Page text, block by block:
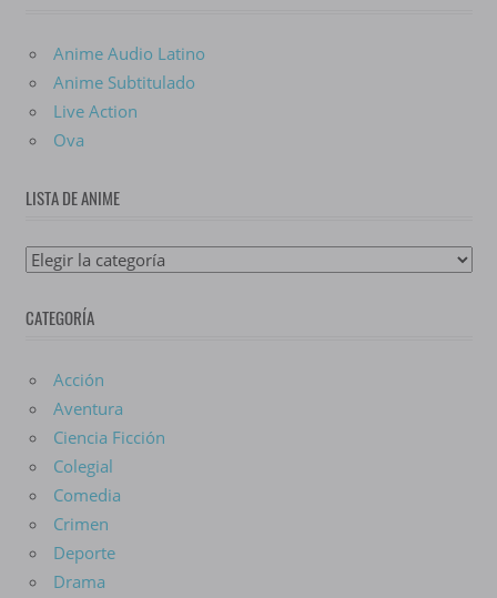
Anime Audio Latino
Anime Subtitulado
Live Action
Ova
LISTA DE ANIME
Lista
Anime
CATEGORÍA
Acción
Aventura
Ciencia Ficción
Colegial
Comedia
Crimen
Deporte
Drama